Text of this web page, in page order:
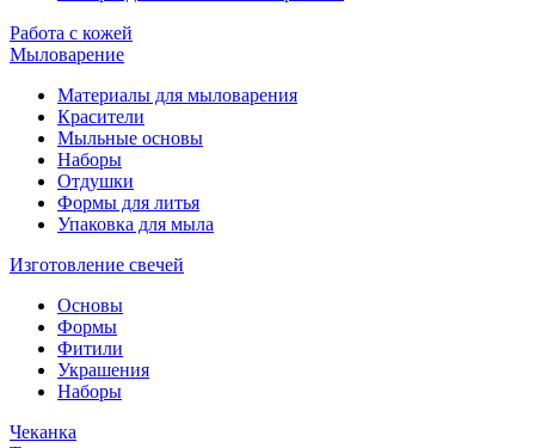
Работа с кожей
Мыловарение
Материалы для мыловарения
Красители
Мыльные основы
Наборы
Отдушки
Формы для литья
Упаковка для мыла
Изготовление свечей
Основы
Формы
Фитили
Украшения
Наборы
Чеканка